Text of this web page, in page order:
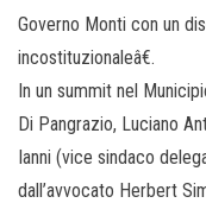
Governo Monti con un
incostituzionaleâ€.
In un summit nel
Di Pangrazio, Luciano
Ianni (vice sindaco
dall’avvocato Herbert